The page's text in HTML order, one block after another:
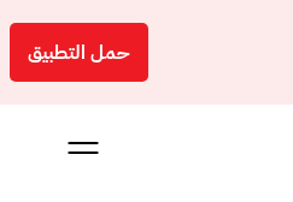
حمل التطبيق